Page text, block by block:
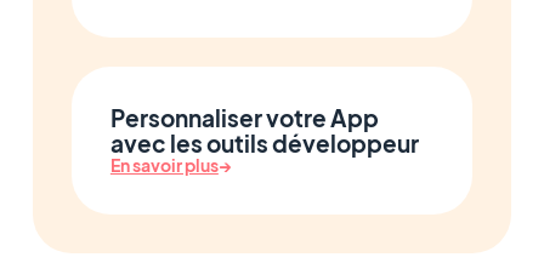
Personnaliser votre App
avec les outils développeur
En savoir plus→